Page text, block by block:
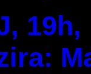
19h,